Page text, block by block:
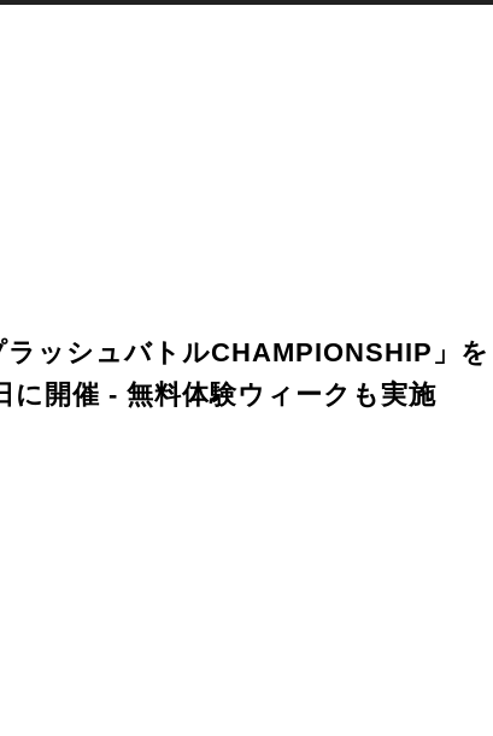
ッシュバトルCHAMPIONSHIP」を
に開催 - 無料体験ウィークも実施